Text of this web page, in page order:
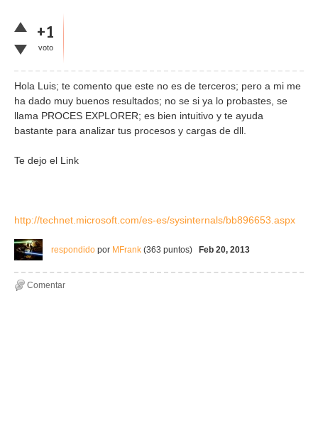
+1
voto
Hola Luis; te comento que este no es de terceros; pero a mi me
ha dado muy buenos resultados; no se si ya lo probastes, se
llama PROCES EXPLORER; es bien intuitivo y te ayuda
bastante para analizar tus procesos y cargas de dll.
Te dejo el Link
http://technet.microsoft.com/es-es/sysinternals/bb896653.aspx
respondido por MFrank (363 puntos) Feb 20, 2013